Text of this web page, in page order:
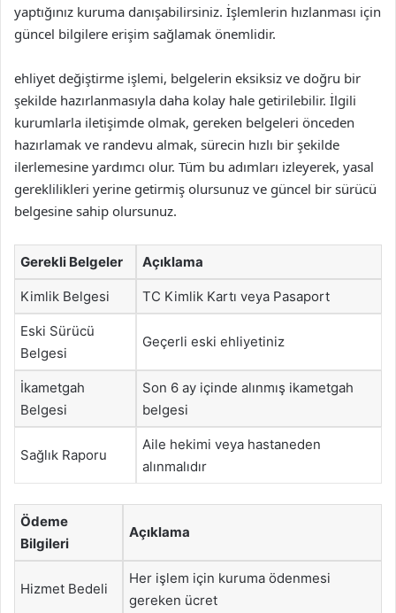
yaptığınız kuruma danışabilirsiniz. İşlemlerin hızlanması için
güncel bilgilere erişim sağlamak önemlidir.
ehliyet değiştirme işlemi, belgelerin eksiksiz ve doğru bir
şekilde hazırlanmasıyla daha kolay hale getirilebilir. İlgili
kurumlarla iletişimde olmak, gereken belgeleri önceden
hazırlamak ve randevu almak, sürecin hızlı bir şekilde
ilerlemesine yardımcı olur. Tüm bu adımları izleyerek, yasal
gereklilikleri yerine getirmiş olursunuz ve güncel bir sürücü
belgesine sahip olursunuz.
Gerekli Belgeler Açıklama
Kimlik Belgesi TC Kimlik Kartı veya Pasaport
Eski Sürücü
Belgesi
Geçerli eski ehliyetiniz
İkametgah
Belgesi
Son 6 ay içinde alınmış ikametgah
belgesi
Sağlık Raporu
Aile hekimi veya hastaneden
alınmalıdır
Ödeme
Bilgileri
Açıklama
Hizmet Bedeli
Her işlem için kuruma ödenmesi
gereken ücret